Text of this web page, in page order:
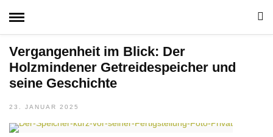
GESCHICHTE
/
Vergangenheit im Blick: Der
Holzmindener Getreidespeicher und
seine Geschichte
23. JANUAR 2025